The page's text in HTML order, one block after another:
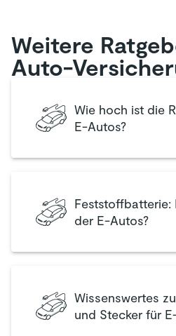
Weitere
Auto-
Wie hoch ist die
E-Autos?
Feststoffbatterie:
der E-Autos?
Wissenswertes
und Stecker für